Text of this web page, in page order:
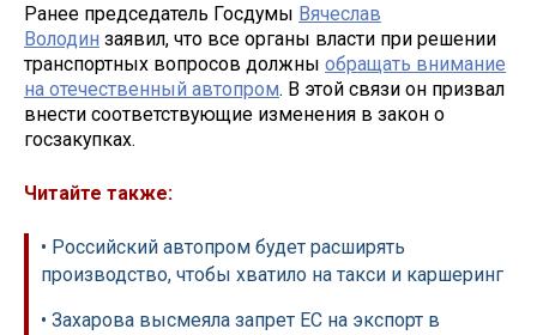
Ранее председатель Госдумы Вячеслав
Володин заявил, что все органы власти при решении
транспортных вопросов должны обращать внимание
на отечественный автопром. В этой связи он призвал
внести соответствующие изменения в закон о
госзакупках.
Читайте также:
• Российский автопром будет расширять
производство, чтобы хватило на такси и каршеринг
• Захарова высмеяла запрет ЕС на экспорт в